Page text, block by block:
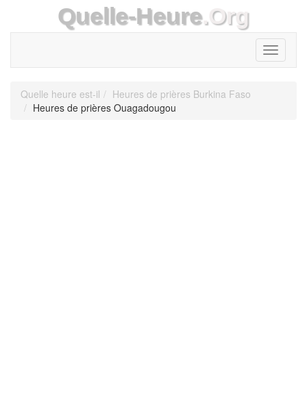
Quelle-Heure.Org
Toggle
Quelle heure est-il
Heures de prières Burkina Faso
Heures de prières Ouagadougou